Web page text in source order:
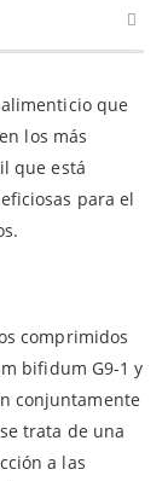
que
los más
que está
para el
comprimidos
bifidum G9-1 y
conjuntamente
trata de una
a las